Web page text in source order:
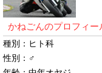
かねごんのプロフィー
種別：ヒト科
性別：♂